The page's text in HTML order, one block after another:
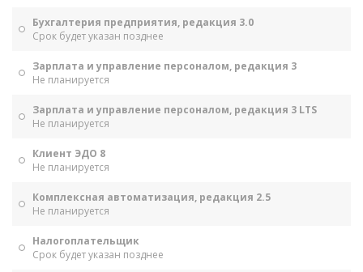
Бухгалтерия предприятия, редакция 3.0
Срок будет указан позднее
Зарплата и управление персоналом, редакция 3
Не планируется
Зарплата и управление персоналом, редакция 3 LTS
Не планируется
Клиент ЭДО 8
Не планируется
Комплексная автоматизация, редакция 2.5
Не планируется
Налогоплательщик
Срок будет указан позднее